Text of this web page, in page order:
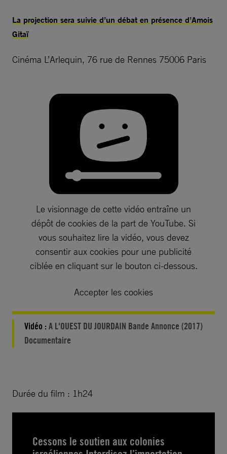
La projection sera suivie d’un débat en présence d’Amois
Gitaï
Cinéma L’Arlequin, 76 rue de Rennes 75006 Paris
Le visionnage de cette vidéo entraîne un
dépôt de cookies de la part de YouTube. Si
vous souhaitez lire la vidéo, vous devez
consentir aux cookies pour une publicité
ciblée en cliquant sur le bouton ci-dessous.
Accepter les cookies
Vidéo : A L'OUEST DU JOURDAIN Bande Annonce (2017)
Documentaire
Durée du film : 1h24
Cessons le soutien aux colonies